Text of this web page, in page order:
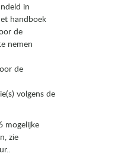
in
handboek
de
nemen
de
volgens de
mogelijke
zie